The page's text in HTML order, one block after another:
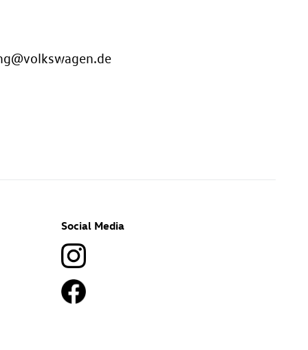
Social Media